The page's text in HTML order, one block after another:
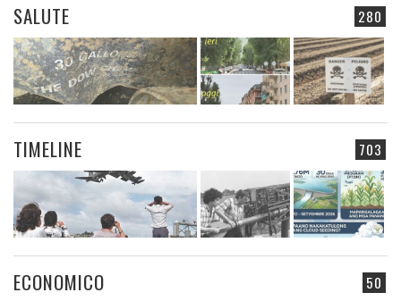
280
SALUTE
703
TIMELINE
50
ECONOMICO